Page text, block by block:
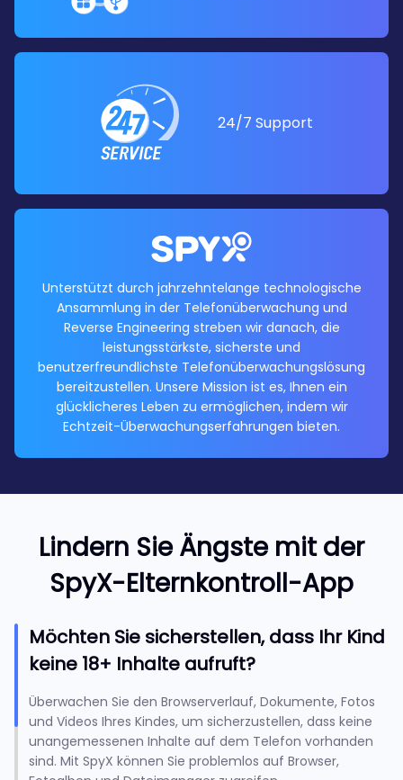
24/7 Support
Unterstützt durch jahrzehntelange technologische
Ansammlung in der Telefonüberwachung und
Reverse Engineering streben wir danach, die
leistungsstärkste, sicherste und
benutzerfreundlichste Telefonüberwachungslösung
bereitzustellen. Unsere Mission ist es, Ihnen ein
glücklicheres Leben zu ermöglichen, indem wir
Echtzeit-Überwachungserfahrungen bieten.
Lindern Sie Ängste mit der
SpyX-Elternkontroll-App
Möchten Sie sicherstellen, dass Ihr Kind
keine 18+ Inhalte aufruft?
Überwachen Sie den Browserverlauf, Dokumente, Fotos
und Videos Ihres Kindes, um sicherzustellen, dass keine
unangemessenen Inhalte auf dem Telefon vorhanden
sind. Mit SpyX können Sie problemlos auf Browser,